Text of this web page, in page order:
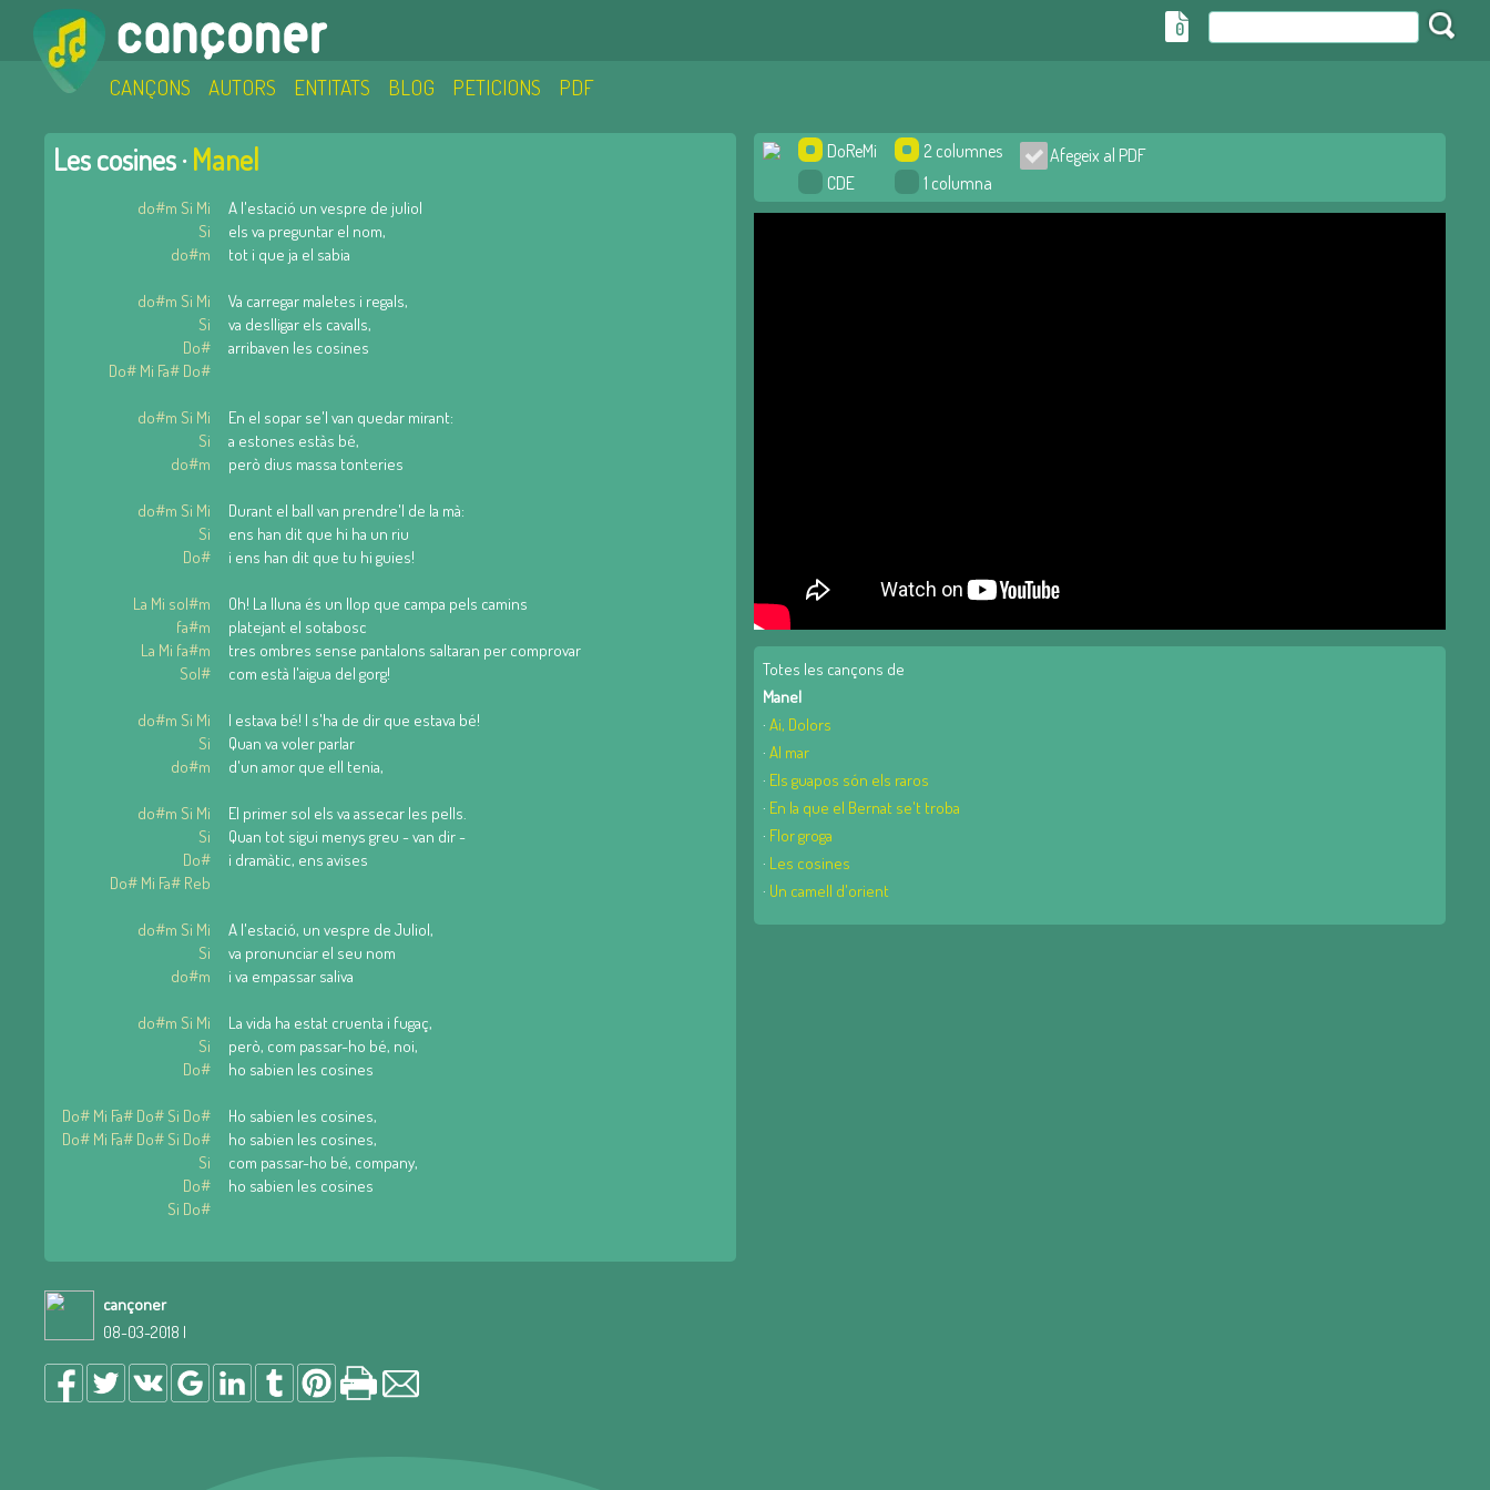
0
CANÇONS AUTORS ENTITATS BLOG PETICIONS PDF
Les cosines ·Manel
do#m Si Mi
Si
do#m
do#m Si Mi
Si
Do#
Do# Mi Fa# Do#
do#m Si Mi
Si
do#m
do#m Si Mi
Si
Do#
La Mi sol#m
fa#m
La Mi fa#m
Sol#
do#m Si Mi
Si
do#m
do#m Si Mi
Si
Do#
Do# Mi Fa# Reb
do#m Si Mi
Si
do#m
do#m Si Mi
Si
Do#
Do# Mi Fa# Do# Si Do#
Do# Mi Fa# Do# Si Do#
Si
Do#
Si Do#
A l'estació un vespre de juliol
els va preguntar el nom,
tot i que ja el sabia
Va carregar maletes i regals,
va deslligar els cavalls,
arribaven les cosines
En el sopar se'l van quedar mirant:
a estones estàs bé,
però dius massa tonteries
Durant el ball van prendre'l de la mà:
ens han dit que hi ha un riu
i ens han dit que tu hi guies!
Oh! La lluna és un llop que campa pels camins
platejant el sotabosc
tres ombres sense pantalons saltaran per comprovar
com està l'aigua del gorg!
I estava bé! I s'ha de dir que estava bé!
Quan va voler parlar
d'un amor que ell tenia,
El primer sol els va assecar les pells.
Quan tot sigui menys greu - van dir -
i dramàtic, ens avises
A l'estació, un vespre de Juliol,
va pronunciar el seu nom
i va empassar saliva
La vida ha estat cruenta i fugaç,
però, com passar-ho bé, noi,
ho sabien les cosines
Ho sabien les cosines,
ho sabien les cosines,
com passar-ho bé, company,
ho sabien les cosines
DoReMi
CDE
2 columnes
1 columna
Afegeix al PDF
Totes les cançons de
Manel
· Ai, Dolors
· Al mar
· Els guapos són els raros
· En la que el Bernat se't troba
· Flor groga
· Les cosines
· Un camell d'orient
cançoner
08-03-2018 |